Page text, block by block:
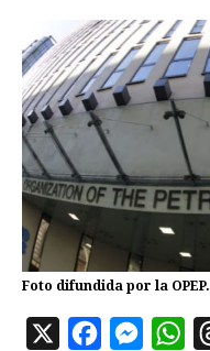
Foto difundida por la OPEP.
X
M
W